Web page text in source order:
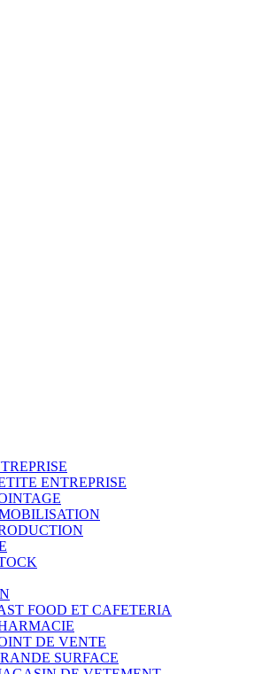
ENTREPRISE
FOOD ET CAFETERIA
DE VENTE
SURFACE